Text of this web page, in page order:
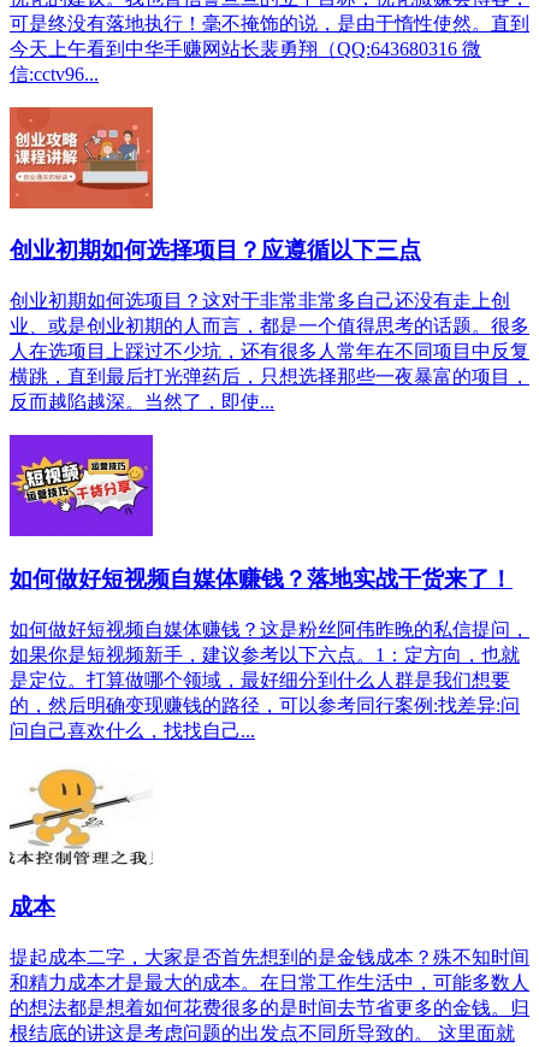
可是终没有落地执行！毫不掩饰的说，是由于惰性使然。直到
今天上午看到中华手赚网站长裴勇翔（QQ:643680316 微
信:cctv96...
创业初期如何选择项目？应遵循以下三点
创业初期如何选项目？这对于非常非常多自己还没有走上创
业、或是创业初期的人而言，都是一个值得思考的话题。很多
人在选项目上踩过不少坑，还有很多人常年在不同项目中反复
横跳，直到最后打光弹药后，只想选择那些一夜暴富的项目，
反而越陷越深。当然了，即使...
如何做好短视频自媒体赚钱？落地实战干货来了！
如何做好短视频自媒体赚钱？这是粉丝阿伟昨晚的私信提问，
如果你是短视频新手，建议参考以下六点。1：定方向，也就
是定位。打算做哪个领域，最好细分到什么人群是我们想要
的，然后明确变现赚钱的路径，可以参考同行案例:找差异:问
问自己喜欢什么，找找自己...
成本
提起成本二字，大家是否首先想到的是金钱成本？殊不知时间
和精力成本才是最大的成本。在日常工作生活中，可能多数人
的想法都是想着如何花费很多的是时间去节省更多的金钱。归
根结底的讲这是考虑问题的出发点不同所导致的。 这里面就